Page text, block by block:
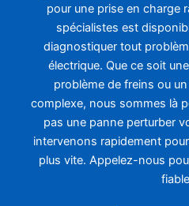
pour une prise en charge
spécialistes est
diagnostiquer tout
électrique. Que ce soit
problème de freins ou
complexe, nous sommes là
pas une panne perturber
intervenons rapidement
plus vite. Appelez-nous